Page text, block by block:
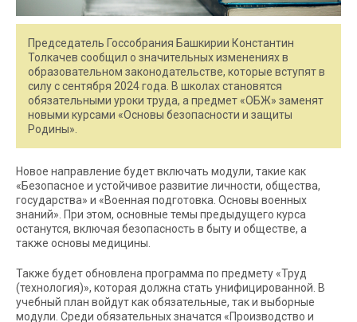
Председатель Госсобрания Башкирии Константин
Толкачев сообщил о значительных изменениях в
образовательном законодательстве, которые вступят в
силу с сентября 2024 года. В школах становятся
обязательными уроки труда, а предмет «ОБЖ» заменят
новыми курсами «Основы безопасности и защиты
Родины».
Новое направление будет включать модули, такие как
«Безопасное и устойчивое развитие личности, общества,
государства» и «Военная подготовка. Основы военных
знаний». При этом, основные темы предыдущего курса
останутся, включая безопасность в быту и обществе, а
также основы медицины.
Также будет обновлена программа по предмету «Труд
(технология)», которая должна стать унифицированной. В
учебный план войдут как обязательные, так и выборные
модули. Среди обязательных значатся «Производство и